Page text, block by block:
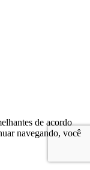
de acordo
navegando, você